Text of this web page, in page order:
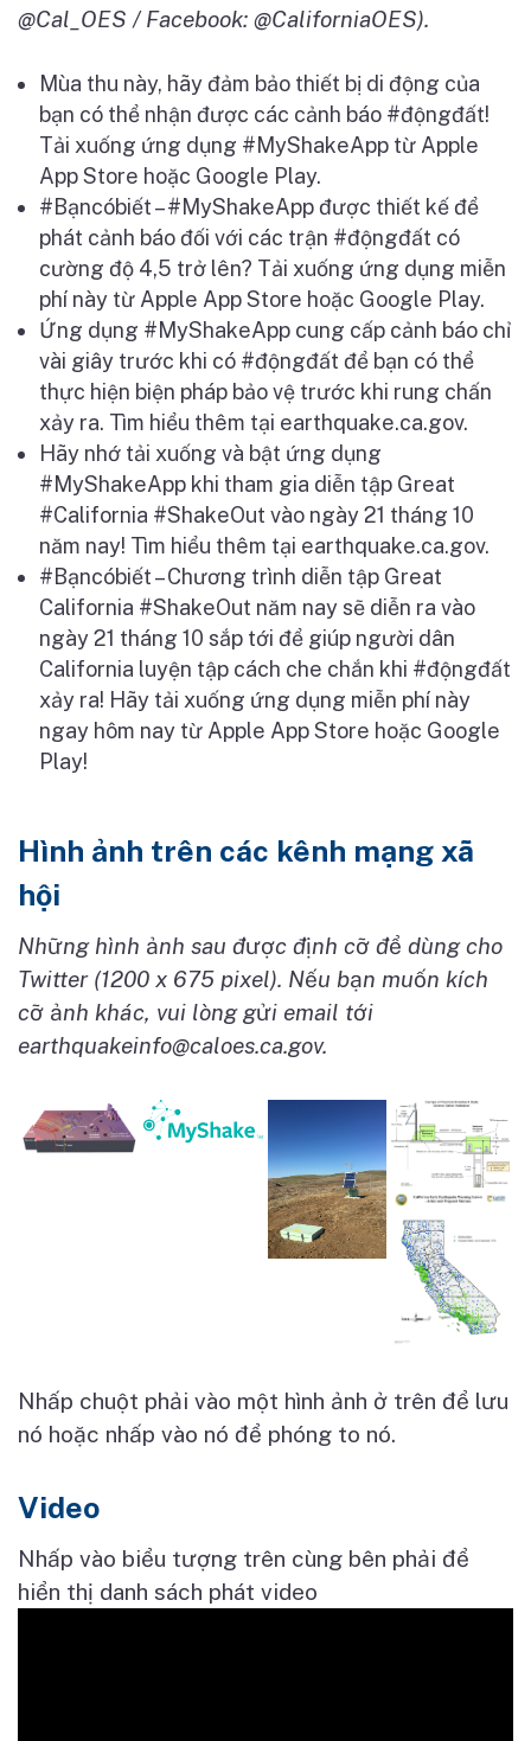
@Cal_OES / Facebook: @CaliforniaOES).
Mùa thu này, hãy đảm bảo thiết bị di động của
bạn có thể nhận được các cảnh báo #độngđất!
Tải xuống ứng dụng #MyShakeApp từ Apple
App Store hoặc Google Play.
#Bạncóbiết – #MyShakeApp được thiết kếđể
phát cảnh báo đối với các trận #độngđất có
cường độ 4,5 trở lên? Tải xuống ứng dụng miễn
phí này từ Apple App Store hoặc Google Play.
Ứng dụng #MyShakeApp cung cấp cảnh báo chỉ
vài giây trước khi có #độngđất để bạn có thể
thực hiện biện pháp bảo vệ trước khi rung chấn
xảy ra. Tìm hiểu thêm tại earthquake.ca.gov.
Hãy nhớ tải xuống và bật ứng dụng
#MyShakeApp khi tham gia diễn tập Great
#California #ShakeOut vào ngày 21 tháng 10
năm nay! Tìm hiểu thêm tại earthquake.ca.gov.
#Bạncóbiết – Chương trình diễn tập Great
California #ShakeOut năm nay sẽ diễn ra vào
ngày 21 tháng 10 sắp tới để giúp người dân
California luyện tập cách che chắn khi #độngđất
xảy ra! Hãy tải xuống ứng dụng miễn phí này
ngay hôm nay từ Apple App Store hoặc Google
Play!
Hình ảnh trên các kênh mạng xã
hội
Những hình ảnh sau được định cỡ để dùng cho
Twitter (1200 x 675 pixel). Nếu bạn muốn kích
cỡ ảnh khác, vui lòng gửi email tới
earthquakeinfo@caloes.ca.gov.
Nhấp chuột phải vào một hình ảnh ở trên để lưu
nó hoặc nhấp vào nó để phóng to nó.
Video
Nhấp vào biểu tượng trên cùng bên phải để
hiển thị danh sách phát video